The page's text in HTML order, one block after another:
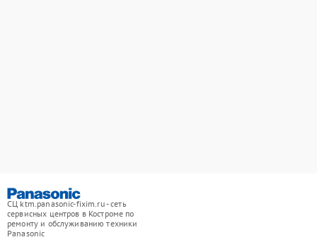
СЦ ktm.panasonic-fixim.ru - сеть
сервисных центров в Костроме по
ремонту и обслуживанию техники
Panasonic